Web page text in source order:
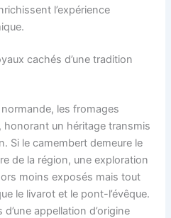
l’expérience
cachés d’une tradition
les fromages
honorant un héritage transmis
Si le camembert demeure le
de la région, une exploration
moins exposés mais tout
le livarot et le pont-l’évêque.
appellation d’origine